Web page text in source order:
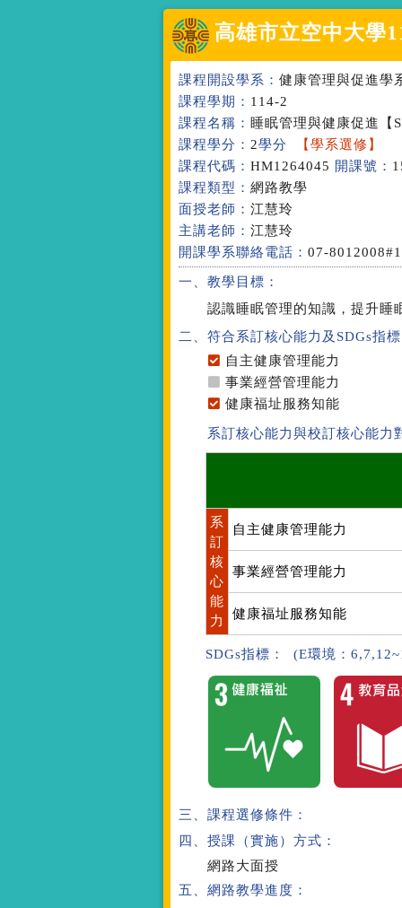
高雄市立空中大學
課程開設學系： 健康管理與促進學
課程學期： 114-2
課程名稱： 睡眠管理與健康促進
課程學分： 2學分
【學系選修】
課程代碼： HM1264045 開課號：
課程類型： 網路教學
面授老師： 江慧玲
主講老師： 江慧玲
開課學系聯絡電話： 07-
一、教學目標：
認識睡眠管理的知識，提升睡
二、符合系訂核心能力 及SDGs指標
自主健康管理能力
事業經營管理能力
健康福址服務知能
系訂核心能力與校訂核心能力
系
訂
核
心
能
力
自主健康管理能力
事業經營管理能力
健康福址服務知能
SDGs指標： (E環境：
三、課程選修條件：
四、授課（實施）方式：
網路大面授
五、網路教學進度：